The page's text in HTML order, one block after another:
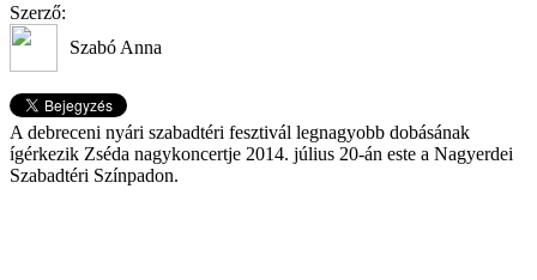
Szerző:
Szabó Anna
A debreceni nyári szabadtéri fesztivál legnagyobb dobásának
ígérkezik Zséda nagykoncertje 2014. július 20-án este a Nagyerdei
Szabadtéri Színpadon.